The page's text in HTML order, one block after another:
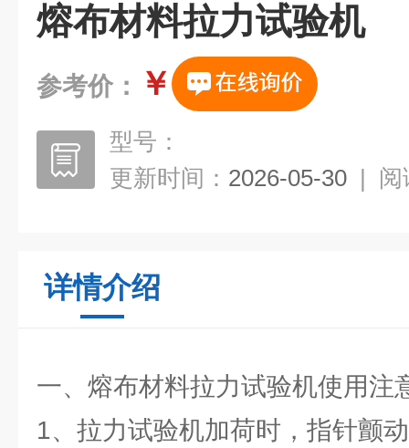
熔布材料拉力试验机
参考价： ￥
型号：
更新时间： 2026-05-30 | 阅
详情介绍
一、熔布材料拉力试验机使用注
1、拉力试验机加荷时，指针颤